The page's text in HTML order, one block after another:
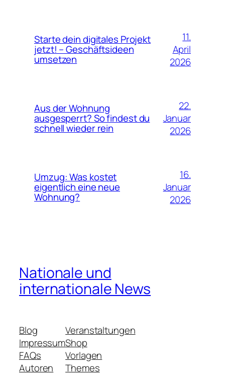
Starte dein digitales Projekt
jetzt! – Geschäftsideen
umsetzen
11.
April
2026
Aus der Wohnung
ausgesperrt? So findest du
schnell wieder rein
22.
Januar
2026
Umzug: Was kostet
eigentlich eine neue
Wohnung?
16.
Januar
2026
Nationale und
internationale News
Blog
Impressum
FAQs
Autoren
Veranstaltungen
Shop
Vorlagen
Themes